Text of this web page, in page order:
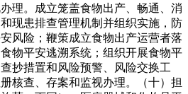
理。成立笼盖食物出产、畅通、消
现患排查管理机制并组织实施，防
风险；鞭策成立食物出产运营者落
物平安逃溯系统；组织开展食物平
抄措置和风险预警、风险交换工
核查、存案和监视办理。（十）担